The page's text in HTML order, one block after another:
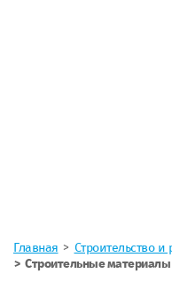
Главная Строительство и
Строительные материалы